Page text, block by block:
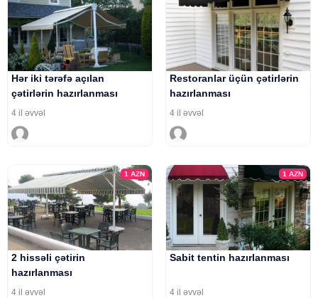
Hər iki tərəfə açılan
çətirlərin hazırlanması
4 il əvvəl
Restoranlar üçün çətirlərin
hazırlanması
4 il əvvəl
1AZN
2 hissəli çətirin
hazırlanması
4 il əvvəl
1 AZN
Sabit tentin hazırlanması
4 il əvvəl